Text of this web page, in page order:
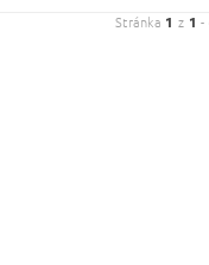
Stránka 1 z 1 -